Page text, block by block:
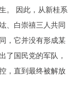
。 因此，从新桂系
、白崇禧三人共同
，它并没有形成某
了国民党的军队，
，直到最终被解放